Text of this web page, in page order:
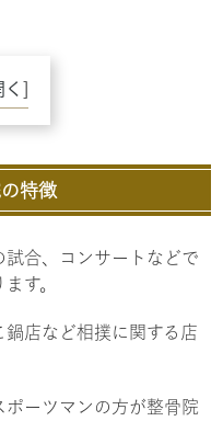
]
特徴
試合、コンサートなどで
す。
店など相撲に関する店
ポーツマンの方が整骨院